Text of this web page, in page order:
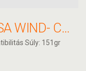
ALLIGATOR FÉKTÁRCSA WIND- CUTTER 203MM HKR13
Súly: 151gr